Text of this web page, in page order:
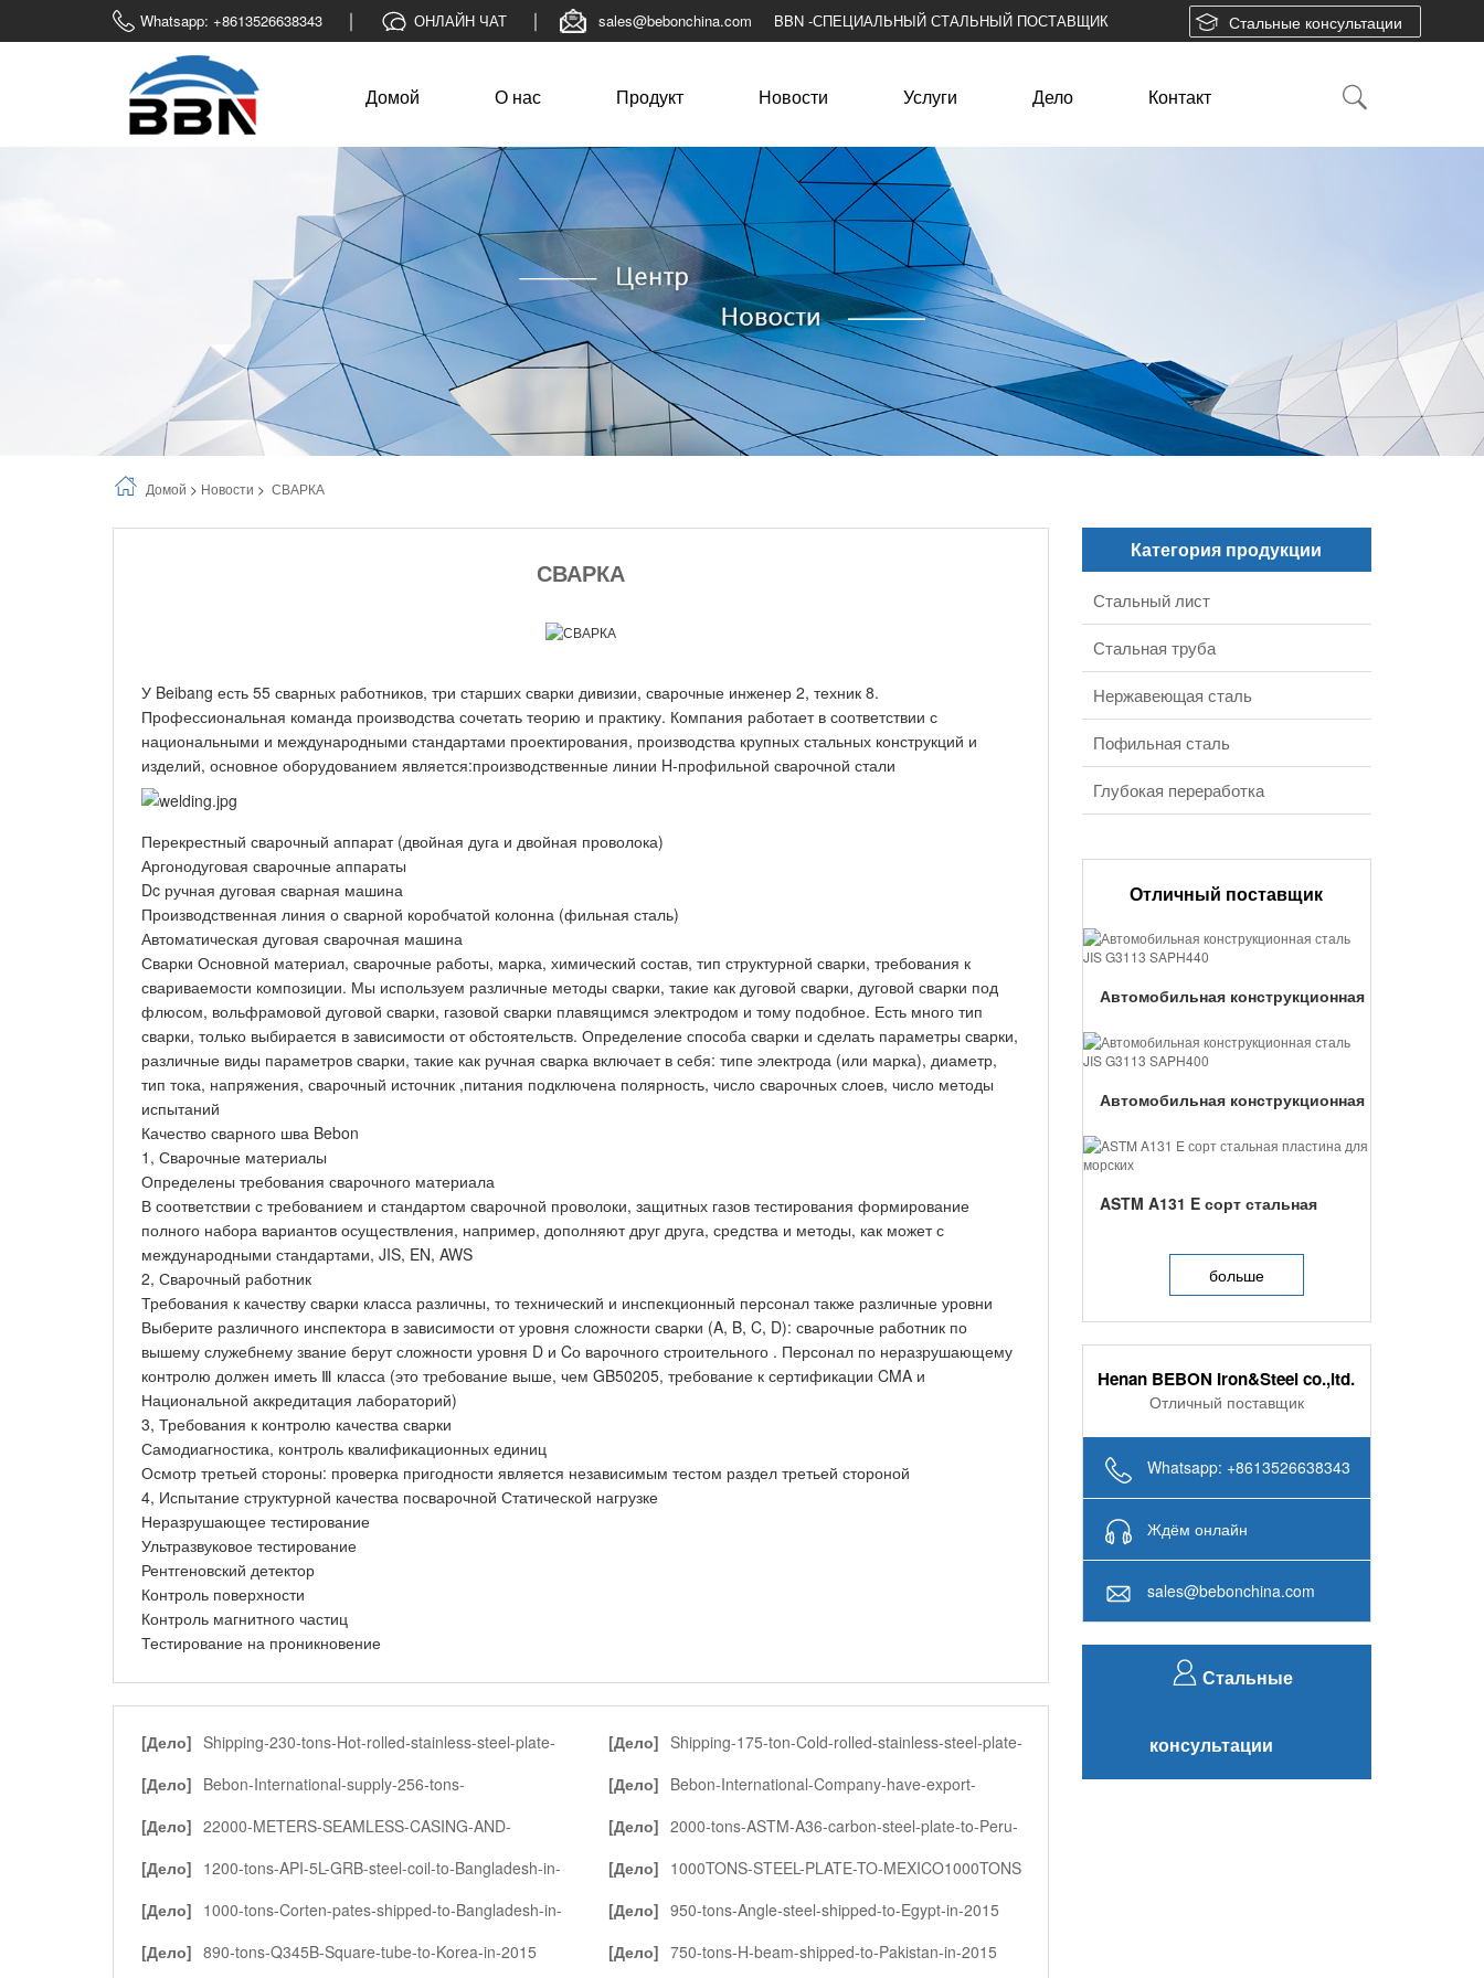
Whatsapp: +8613526638343 ОНЛАЙН ЧАТ sales@bebonchina.com BBN -СПЕЦИАЛЬНЫЙ СТАЛЬНЫЙ ПОСТАВЩИК Стальные консультации
Домой О нас Продукт Новости Услуги Дело Контакт
Домой > Новости > СВАРКА
СВАРКА
У Beibang есть 55 сварных работников, три старших сварки дивизии, сварочные инженер 2, техник 8.
Профессиональная команда производства сочетать теорию и практику. Компания работает в соответствии с
национальными и международными стандартами проектирования, производства крупных стальных конструкций и
изделий, основное оборудованием является:производственные линии H-профильной сварочной стали
Перекрестный сварочный аппарат (двойная дуга и двойная проволока)
Аргонодуговая сварочные аппараты
Dc ручная дуговая сварная машина
Производственная линия о сварной коробчатой колонна (фильная сталь)
Автоматическая дуговая сварочная машина
Сварки Основной материал, сварочные работы, марка, химический состав, тип структурной сварки, требования к
свариваемости композиции. Мы используем различные методы сварки, такие как дуговой сварки, дуговой сварки под
флюсом, вольфрамовой дуговой сварки, газовой сварки плавящимся электродом и тому подобное. Есть много тип
сварки, только выбирается в зависимости от обстоятельств. Определение способа сварки и сделать параметры сварки,
различные виды параметров сварки, такие как ручная сварка включает в себя: типе электрода (или марка), диаметр,
тип тока, напряжения, сварочный источник ,питания подключена полярность, число сварочных слоев, число методы
испытаний
Качество сварного шва Bebon
1, Сварочные материалы
Определены требования сварочного материала
В соответствии с требованием и стандартом сварочной проволоки, защитных газов тестирования формирование
полного набора вариантов осуществления, например, дополняют друг друга, средства и методы, как может с
международными стандартами, JIS, EN, AWS
2, Сварочный работник
Требования к качеству сварки класса различны, то технический и инспекционный персонал также различные уровни
Выберите различного инспектора в зависимости от уровня сложности сварки (A, B, C, D): сварочные работник по
вышему служебнему звание берут сложности уровня D и Cо варочного строительного . Персонал по неразрушающему
контролю должен иметь Ⅲ класса (это требование выше, чем GB50205, требование к сертификации CMA и
Национальной аккредитация лабораторий)
3, Требования к контролю качества сварки
Самодиагностика, контроль квалификационных единиц
Осмотр третьей стороны: проверка пригодности является независимым тестом раздел третьей стороной
4, Испытание структурной качества посварочной Статической нагрузке
Неразрушающее тестирование
Ультразвуковое тестирование
Рентгеновский детектор
Контроль поверхности
Контроль магнитного частиц
Тестирование на проникновение
[Дело] Shipping-230-tons-Hot-rolled-stainless-steel-plate-
[Дело] Shipping-175-ton-Cold-rolled-stainless-steel-plate-
[Дело] Bebon-International-supply-256-tons-
[Дело] Bebon-International-Company-have-export-
2015
[Дело] 22000-METERS-SEAMLESS-CASING-AND-
[Дело] 2000-tons-ASTM-A36-carbon-steel-plate-to-Peru-
[Дело] 1200-tons-API-5L-GRB-steel-coil-to-Bangladesh-in-
[Дело] 1000TONS-STEEL-PLATE-TO-MEXICO1000TONS
[Дело] 1000-tons-Corten-pates-shipped-to-Bangladesh-in-
[Дело] 950-tons-Angle-steel-shipped-to-Egypt-in-2015
[Дело] 890-tons-Q345B-Square-tube-to-Korea-in-2015 [Дело] 750-tons-H-beam-shipped-to-Pakistan-in-2015
Категория продукции
Стальный лист
Стальная труба
Нержавеющая сталь
Пофильная сталь
Глубокая переработка
Отличный поставщик
Автомобильная конструкционная
Автомобильная конструкционная
ASTM A131 E сорт стальная
больше
Henan BEBON Iron&Steel co.,ltd.
Отличный поставщик
Whatsapp: +8613526638343
Ждём онлайн
sales@bebonchina.com
Стальные
консультации